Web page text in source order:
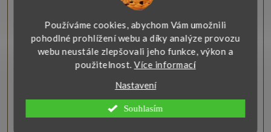
Používáme cookies, abychom Vám umožnili
pohodlné prohlížení webu a díky analýze provozu
webu neustále zlepšovali jeho funkce, výkon a
použitelnost.Více informací
Nastavení
Souhlasím
Stříbrné lesklé náušnice
Moderní náušnice zhotovené
ve stříbře s ryzostí 925/1000
Stříbrné náušnice
pecky čtyřlístek a
zirkony
Stříbrné náušnice ve tvaru
čtyřlístku se zirkony přinášejí